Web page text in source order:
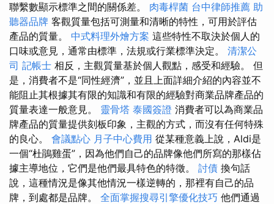
聯繫數顯示標準之間的關係差。 肉毒桿菌 台中律師推薦 助
聽器品牌 客觀質量包括可測量和清晰的特性，可用於評估
產品的質量。 中式料理外燴方案 這些特性不取決於個人的
口味或意見，通常由標準，法規或行業標準決定。 清潔公
司 記帳士 相反，主觀質量基於個人觀點，感受和經驗。 但
是，消費者不是“同性經濟”，並且上面詳細介紹的內容並不
能阻止其根據其有限的知識和有限的經驗對商業品牌產品的
質量表達一般意見。 靈骨塔 泰國簽證 消費者可以為商業品
牌產品的質量提供刻板印象，主觀的方式，而沒有任何特殊
的良心。 會議點心 月子中心費用 從某種意義上說，Aldi是
一個“杜鵑雞蛋”，因為他們自己的品牌像他們所寫的那樣佔
據主導地位，它們是他們最具特色的特徵。 討債 換句話
說，這種情況是像其他情況一樣逆轉的，那裡有自己的品
牌，到處都是品牌。 全面掌握搜尋引擎優化技巧 他們通過